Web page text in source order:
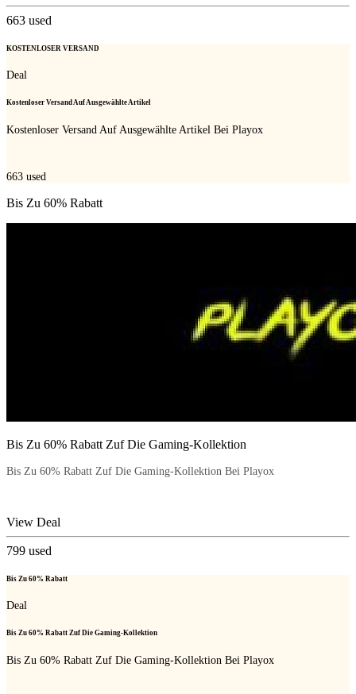
663 used
KOSTENLOSER VERSAND
Deal
Kostenloser Versand Auf Ausgewählte Artikel
Kostenloser Versand Auf Ausgewählte Artikel Bei Playox
663 used
Bis Zu 60% Rabatt
Bis Zu 60% Rabatt Zuf Die Gaming-Kollektion
Bis Zu 60% Rabatt Zuf Die Gaming-Kollektion Bei Playox
View Deal
799 used
Bis Zu 60% Rabatt
Deal
Bis Zu 60% Rabatt Zuf Die Gaming-Kollektion
Bis Zu 60% Rabatt Zuf Die Gaming-Kollektion Bei Playox